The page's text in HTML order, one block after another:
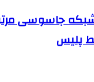
جاسوسی
پلیس